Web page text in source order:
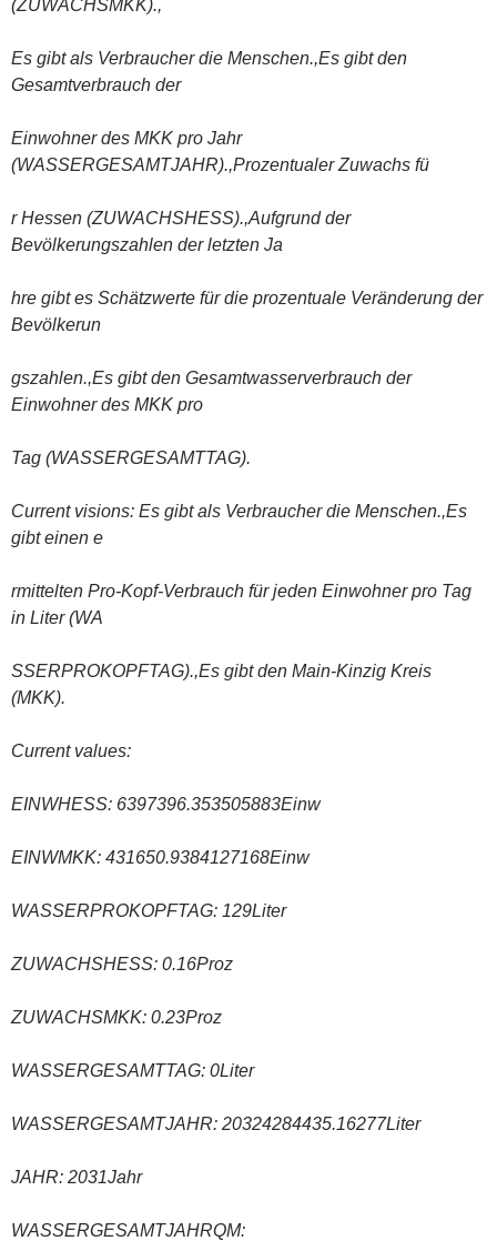
(ZUWACHSMKK).,
Es gibt als Verbraucher die Menschen.,Es gibt den
Gesamtverbrauch der
Einwohner des MKK pro Jahr
(WASSERGESAMTJAHR).,Prozentualer Zuwachs fü
r Hessen (ZUWACHSHESS).,Aufgrund der
Bevölkerungszahlen der letzten Ja
hre gibt es Schätzwerte für die prozentuale Veränderung der
Bevölkerun
gszahlen.,Es gibt den Gesamtwasserverbrauch der
Einwohner des MKK pro
Tag (WASSERGESAMTTAG).
Current visions: Es gibt als Verbraucher die Menschen.,Es
gibt einen e
rmittelten Pro-Kopf-Verbrauch für jeden Einwohner pro Tag
in Liter (WA
SSERPROKOPFTAG).,Es gibt den Main-Kinzig Kreis
(MKK).
Current values:
EINWHESS: 6397396.353505883Einw
EINWMKK: 431650.9384127168Einw
WASSERPROKOPFTAG: 129Liter
ZUWACHSHESS: 0.16Proz
ZUWACHSMKK: 0.23Proz
WASSERGESAMTTAG: 0Liter
WASSERGESAMTJAHR: 20324284435.16277Liter
JAHR: 2031Jahr
WASSERGESAMTJAHRQM: